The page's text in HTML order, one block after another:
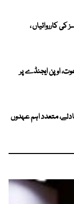
کی کارروائیاں ،
اوپن ایجنڈے پر
متعدد اہم عہدوں